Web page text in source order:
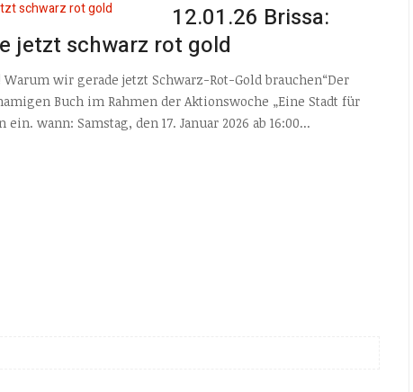
12.01.26 Brissa:
jetzt schwarz rot gold
wir gerade jetzt Schwarz-Rot-Gold brauchen“Der
Buch im Rahmen der Aktionswoche „Eine Stadt für
wann: Samstag, den 17. Januar 2026 ab 16:00...